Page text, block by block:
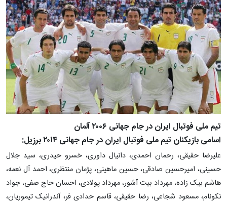
تیم ملی فوتبال ایران در جام جهانی ۲۰۰۶ آلمان
اسامی بازیکنان تیم ملی فوتبال ایران در جام جهانی ۲۰۱۴ برزیل:
علیرضا حقیقی، رحمان احمدی، دانیال داوری، خسرو حیدری، سید جلال
حسینی، امیرحسین صادقی، حسین ماهینی، پژمان منتظری، احمد آل نعمه،
هاشم بیک زاده، مهرداد بیت آشور، مهرداد پولادی، احسان حاج صفی، جواد
نکونام، مسعود شجاعی، رضا حقیقی، قاسم حدادی فر، آندرانیک تیموریان،